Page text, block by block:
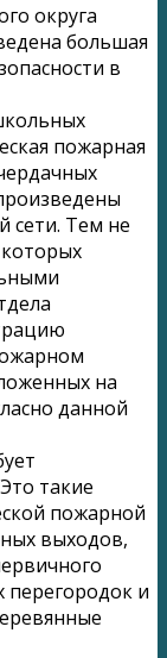
округа
большая
в
пожарная
сети. Тем не
на
данной
такие
пожарной
выходов,
и